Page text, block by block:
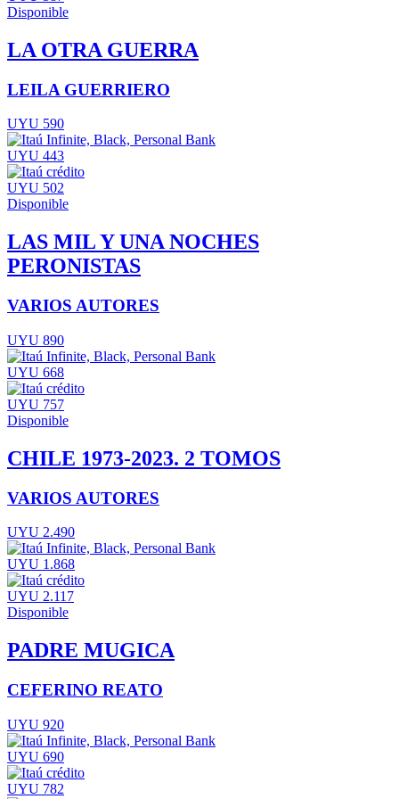
Disponible
LA OTRA GUERRA
LEILA GUERRIERO
UYU 590
UYU 443
UYU 502
Disponible
LAS MIL Y UNA NOCHES
PERONISTAS
VARIOS AUTORES
UYU 890
UYU 668
UYU 757
Disponible
CHILE 1973-2023. 2 TOMOS
VARIOS AUTORES
UYU 2.490
UYU 1.868
UYU 2.117
Disponible
PADRE MUGICA
CEFERINO REATO
UYU 920
UYU 690
UYU 782